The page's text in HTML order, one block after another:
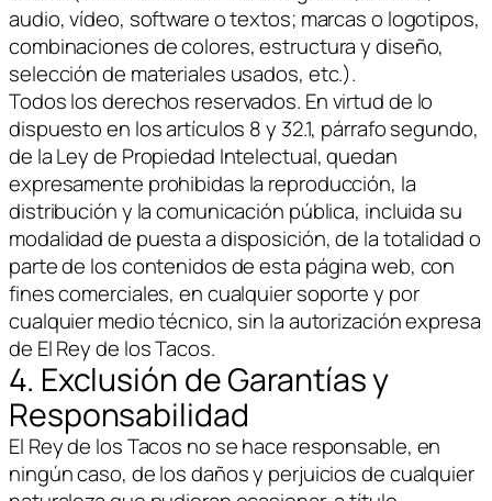
audio, vídeo, software o textos; marcas o logotipos,
combinaciones de colores, estructura y diseño,
selección de materiales usados, etc.).
Todos los derechos reservados. En virtud de lo
dispuesto en los artículos 8 y 32.1, párrafo segundo,
de la Ley de Propiedad Intelectual, quedan
expresamente prohibidas la reproducción, la
distribución y la comunicación pública, incluida su
modalidad de puesta a disposición, de la totalidad o
parte de los contenidos de esta página web, con
fines comerciales, en cualquier soporte y por
cualquier medio técnico, sin la autorización expresa
de El Rey de los Tacos.
4. Exclusión de Garantías y
Responsabilidad
El Rey de los Tacos no se hace responsable, en
ningún caso, de los daños y perjuicios de cualquier